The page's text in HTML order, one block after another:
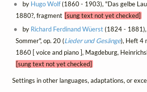
by Hugo Wolf(1860 - 1903), "Das gelbe
1880?, fragment [sung text not yet checked]
by Richard Ferdinand Wüerst(1824 - 1881),
Sommer", op. 20 (Lieder und Gesänge), Heft 4
1860 [ voice and piano ], Magdeburg,
[sung text not yet checked]
Settings in other languages, adaptations, or